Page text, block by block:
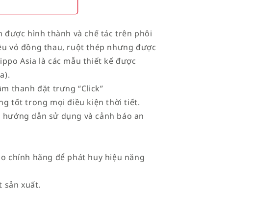
được hình thành và chế tác trên phôi
vỏ đồng thau, ruột thép nhưng được
Asia là các mẫu thiết kế được
thanh đặt trưng “Click”
tốt trong mọi điều kiện thời tiết.
dẫn sử dụng và cảnh báo an
chính hãng để phát huy hiệu năng
sản xuất.